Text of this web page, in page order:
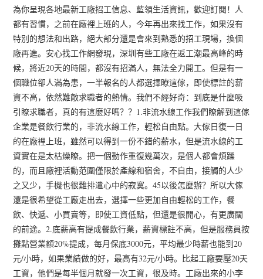
為你呈現各地最新工廠招工信息、藍領生活資訊，歡迎訂閱！人
都有習慣，之前在廠裡上班的人，今年再出來找工作，如果沒有
特別的想法和出路，絕大部分還是會來到熟悉的招工現場，換個
廠再進。安心找工作網發現，深圳有些工廠在返工潮最高峰的時
候，將近20天的時間，都沒有招滿人，無法全力開工。但是有一
個職位卻人滿為患，一半報名的人都選擇瞭這傢，即使標註的薪
資不高，依然難敵求職者的熱情。我們不經好奇：到底是什麼吸
引瞭求職者，真的有這麼好嗎？？1.非流水線工作我們瞭解到這傢
企業是餐飲行業的，非流水線工作，輕松自由點。大傢日復一日
的在廠裡上班，雖然可以得到一份不錯的薪水，但是流水線的工
資實在是太枯燥瞭。把一個動作重復幾萬次，是個人都會煩躁
的，而且廠裡活動范圍僅限於產線和宿舍，不自由，接觸的人少
之又少，手機也很難排遣心中的寂寞。45以後怎麼辦？所以大傢
還是很希望從工廠走出去，選擇一些更加自由輕松的工作，餐
飲、快遞、小買賣等，即使工資低點，但還是很開心，有更廣闊
的前途。2.底薪高有提成餐飲行業，薪資標註不高，但是服務員按
攤點營業額20%提成，每月保底3000元，平均最少時薪也能到20
元/小時，如果業績做的好，最高有32元/小時。比起工廠要壓20天
工資，他們是每半個月就發一次工資，很及時。工廠出來的小李